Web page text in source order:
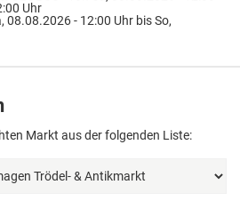
Uhr
08.08.2026 - 12:00 Uhr bis So,
Markt aus der folgenden Liste: